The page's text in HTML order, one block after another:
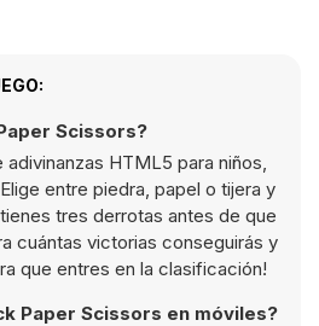
Scissors?
adivinanzas HTML5 para niños,
entre piedra, papel o tijera y
tres derrotas antes de que
cuántas victorias conseguirás y
que entres en la clasificación!
Paper Scissors en móviles?